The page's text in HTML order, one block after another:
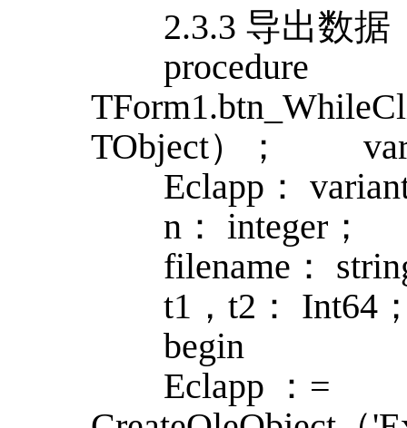
2.3.3 导出数据
procedure
TObject）；
Eclapp：
n： integer；
filename：
t1，t2： Int64
begin
Eclapp ：=